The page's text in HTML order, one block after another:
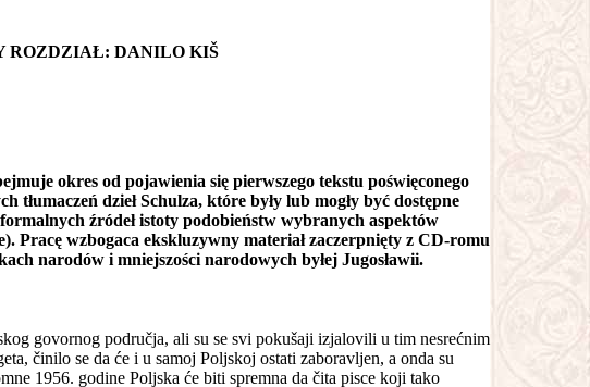
ROZDZIAŁ: DANILO KIŠ
okres od pojawienia się pierwszego tekstu poświęconego
dzieł Schulza, które były lub mogły być dostępne
źródeł istoty podobieństw wybranych aspektów
Pracę wzbogaca ekskluzywny materiał zaczerpnięty z CD-romu
narodów i mniejszości narodowych byłej Jugosławii.
govornog područja, ali su se svi pokušaji izjalovili u tim nesrećnim
činilo se da će i u samoj Poljskoj ostati zaboravljen, a onda su
1956. godine Poljska će biti spremna da čita pisce koji tako